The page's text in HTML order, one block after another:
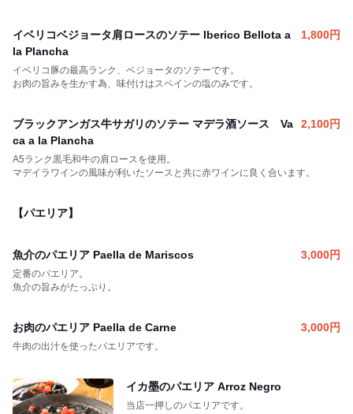
イベリコベジョータ肩ロースのソテー Iberico Bellota a
la Plancha
1,800円
イベリコ豚の最高ランク、ベジョータのソテーです。
お肉の旨みを生かす為、味付けはスペインの塩のみです。
ブラックアンガス牛サガリのソテー マデラ酒ソース Va
ca a la Plancha
2,100円
A5ランク黒毛和牛の肩ロースを使用。
マデイラワインの風味が利いたソースと共に赤ワインに良く合います。
【パエリア】
魚介のパエリア Paella de Mariscos 3,000円
定番のパエリア。
魚介の旨みがたっぷり。
お肉のパエリア Paella de Carne 3,000円
牛肉の出汁を使ったパエリアです。
イカ墨のパエリア Arroz Negro
当店一押しのパエリアです。